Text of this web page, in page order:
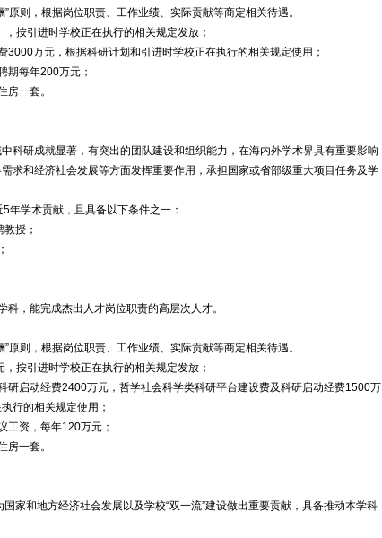
原则，根据岗位职责、工作业绩、实际贡献等商定相关待遇。
，按引进时学校正在执行的相关规定发放；
3000万元，根据科研计划和引进时学校正在执行的相关规定使用；
期每年200万元；
房一套。
科研成就显著，有突出的团队建设和组织能力，在海内外学术界具有重要影响
求和经济社会发展等方面发挥重要作用，承担国家或省部级重大项目任务及学
年学术贡献，且具备以下条件之一：
授；
科，能完成杰出人才岗位职责的高层次人才。
原则，根据岗位职责、工作业绩、实际贡献等商定相关待遇。
，按引进时学校正在执行的相关规定发放；
研启动经费2400万元，哲学社会科学类科研平台建设费及科研启动经费1500万
行的相关规定使用；
工资，每年120万元；
房一套。
家和地方经济社会发展以及学校“双一流”建设做出重要贡献，具备推动本学科